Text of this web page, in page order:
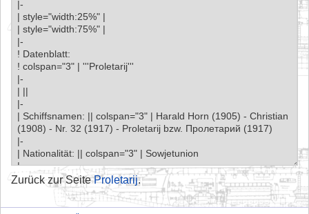
Zurück zur SeiteProletarij.